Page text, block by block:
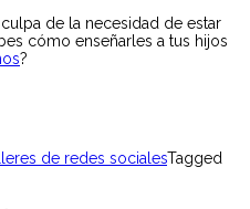
de la necesidad de estar
cómo enseñarles a tus hijos
?
de redes socialesTagged